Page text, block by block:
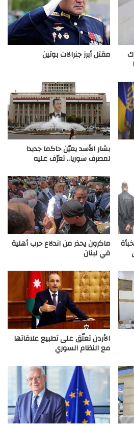
مقتل أبرز جنرالات بوتين
بشار الأسد يعيّن حاكما جديدا
لمصرف سوريا.. تعرّف عليه
ماكرون يحذر من اندلاع حرب أهلية
في لبنان
الأردن تعلّق على تطبيع علاقاتها
مع النظام السوري